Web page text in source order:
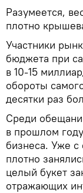
Разумеется,
плотно
Участники
бюджета при
в 10-15
обороты
десятки раз
Среди
в прошлом
бизнеса. Уже с
плотно
целый букет
отражающих